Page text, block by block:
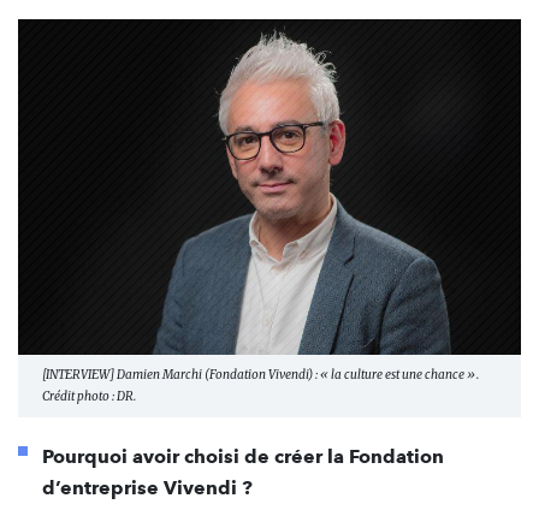
[INTERVIEW] Damien Marchi (Fondation Vivendi) : « la culture est une chance ».
Crédit photo : DR.
Pourquoi avoir choisi de créer la Fondation
d’entreprise Vivendi ?